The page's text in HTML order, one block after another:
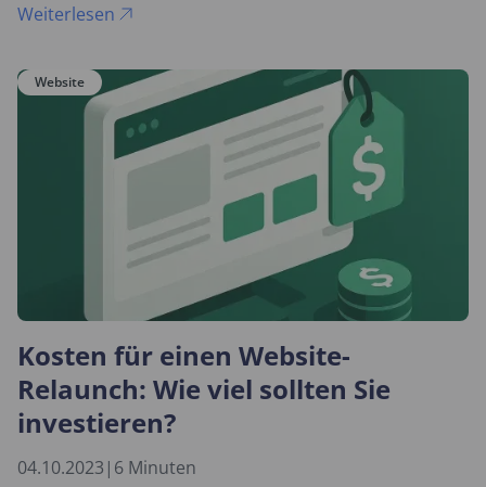
müssen.
Weiterlesen
Website
Kosten für einen Website-
Relaunch: Wie viel sollten Sie
investieren?
04.10.2023 | 6 Minuten